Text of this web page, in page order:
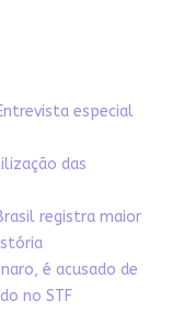
especial
das
registra maior
é acusado de
no STF